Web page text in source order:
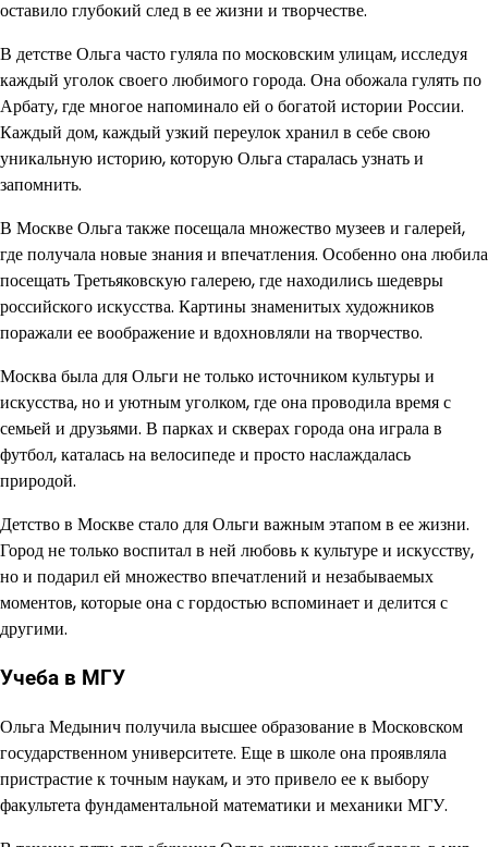
оставило глубокий след в ее жизни и творчестве.
В детстве Ольга часто гуляла по московским улицам, исследуя
каждый уголок своего любимого города. Она обожала гулять по
Арбату, где многое напоминало ей о богатой истории России.
Каждый дом, каждый узкий переулок хранил в себе свою
уникальную историю, которую Ольга старалась узнать и
запомнить.
В Москве Ольга также посещала множество музеев и галерей,
где получала новые знания и впечатления. Особенно она любила
посещать Третьяковскую галерею, где находились шедевры
российского искусства. Картины знаменитых художников
поражали ее воображение и вдохновляли на творчество.
Москва была для Ольги не только источником культуры и
искусства, но и уютным уголком, где она проводила время с
семьей и друзьями. В парках и скверах города она играла в
футбол, каталась на велосипеде и просто наслаждалась
природой.
Детство в Москве стало для Ольги важным этапом в ее жизни.
Город не только воспитал в ней любовь к культуре и искусству,
но и подарил ей множество впечатлений и незабываемых
моментов, которые она с гордостью вспоминает и делится с
другими.
Учеба в МГУ
Ольга Медынич получила высшее образование в Московском
государственном университете. Еще в школе она проявляла
пристрастие к точным наукам, и это привело ее к выбору
факультета фундаментальной математики и механики МГУ.